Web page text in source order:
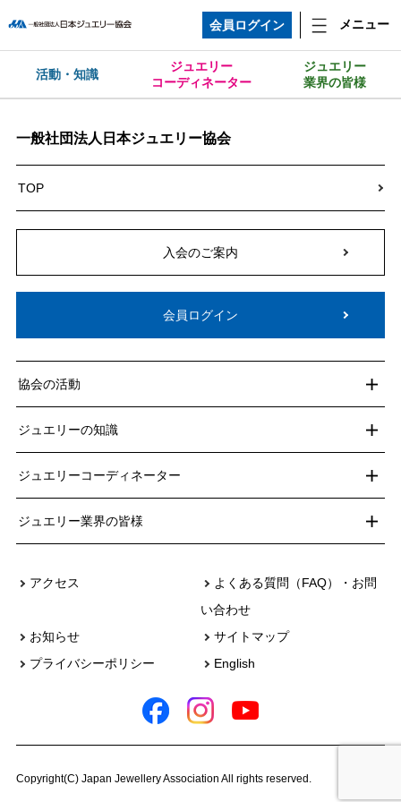
会員ログイン メニュー
活動・知識
ジュエリー
コーディネーター
ジュエリー
業界の皆様
一般社団法人日本ジュエリー協会
TOP
入会のご案内
会員ログイン
協会の活動
ジュエリーの知識
ジュエリーコーディネーター
ジュエリー業界の皆様
アクセス
よくある質問（FAQ）・お問
い合わせ
お知らせ
サイトマップ
プライバシーポリシー
English
Copyright(C) Japan Jewellery Association All rights reserved.